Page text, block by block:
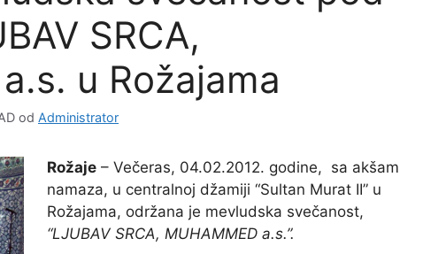
SRCA,
u Rožajama
od Administrator
Rožaje– Večeras, 04.02.2012. godine, sa akšam
namaza, u centralnoj džamiji “Sultan Murat II” u
Rožajama, održana je mevludska svečanost,
“LJUBAV SRCA, MUHAMMED a.s.”.